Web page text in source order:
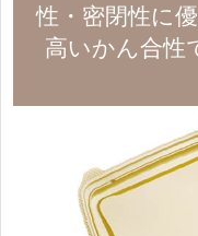
性・密閉性に
高いかん合性